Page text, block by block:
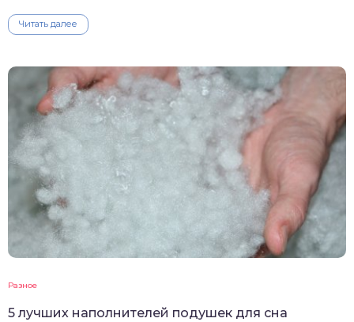
Читать далее
Разное
5 лучших наполнителей подушек для сна